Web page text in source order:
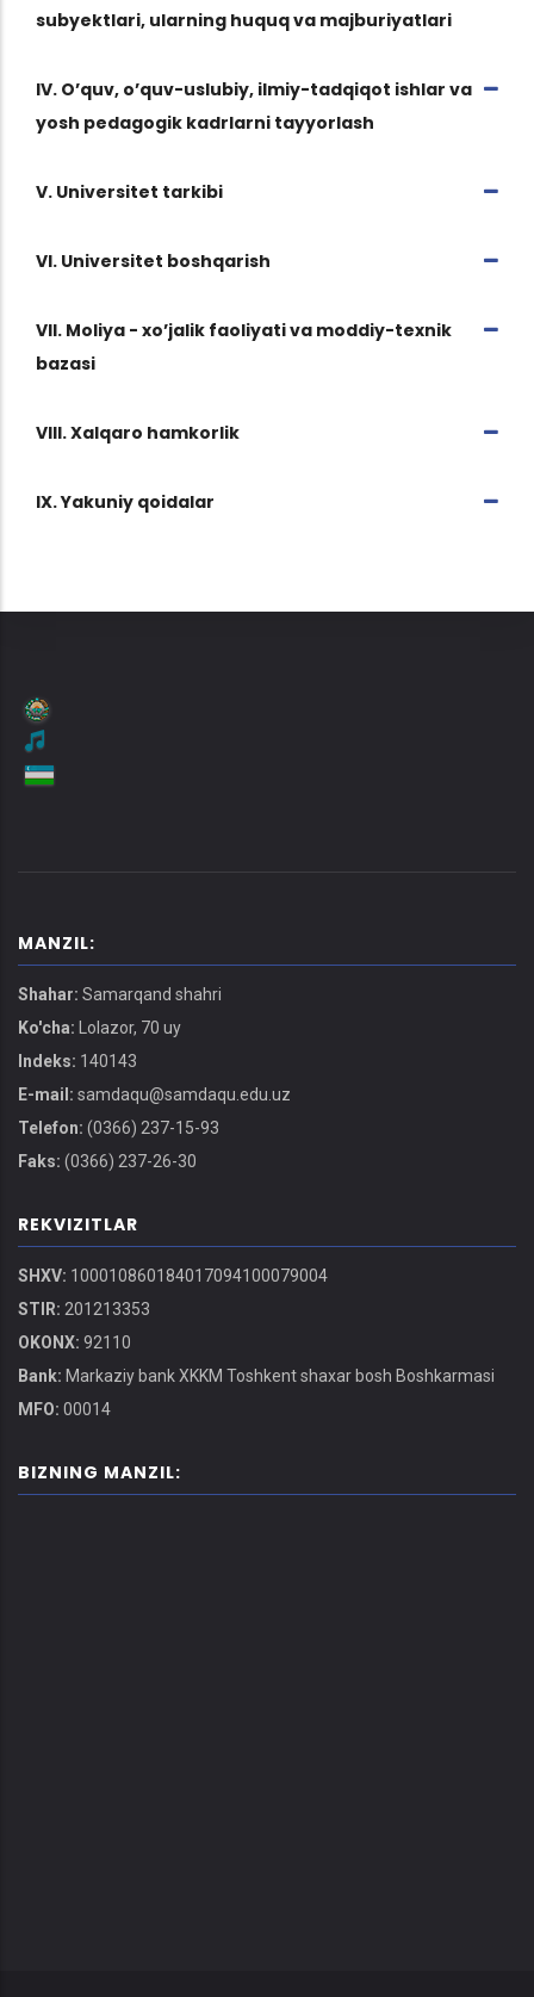
subyektlari, ularning huquq va majburiyatlari
IV. O’quv, o’quv-uslubiy, ilmiy-tadqiqot ishlar va
yosh pedagogik kadrlarni tayyorlash
V. Universitet tarkibi
VI. Universitet boshqarish
VII. Moliya - xo’jalik faoliyati va moddiy-texnik
bazasi
VIII. Xalqaro hamkorlik
IX. Yakuniy qoidalar
MANZIL:
Shahar: Samarqand shahri
Ko'cha: Lolazor, 70 uy
Indeks: 140143
E-mail: samdaqu@samdaqu.edu.uz
Telefon: (0366) 237-15-93
Faks: (0366) 237-26-30
REKVIZITLAR
SHXV: 100010860184017094100079004
STIR: 201213353
OKONX: 92110
Bank: Markaziy bank XKKM Toshkent shaxar bosh Boshkarmasi
MFO: 00014
BIZNING MANZIL: